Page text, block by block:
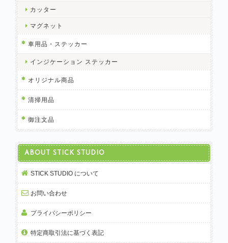
カッター
マグネット
車用品・ステッカー
インジケーション ステッカー
オリジナル商品
清掃用品
御注文品
ABOUT STICK STUDIO
STICK STUDIO について
お問い合わせ
プライバシーポリシー
特定商取引法に基づく表記